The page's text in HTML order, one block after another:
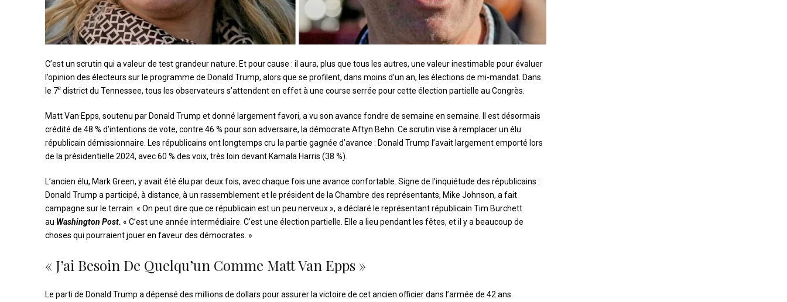
C’est un scrutin qui a valeur de test grandeur nature. Et pour cause : il aura, plus que tous les autres, une valeur inestimable pour évaluer
l’opinion des électeurs sur le programme de Donald Trump, alors que se profilent, dans moins d’un an, les élections de mi-mandat. Dans
le 7e district du Tennessee, tous les observateurs s’attendent en effet à une course serrée pour cette élection partielle au Congrès.
Matt Van Epps, soutenu par Donald Trump et donné largement favori, a vu son avance fondre de semaine en semaine. Il est désormais
crédité de 48 % d’intentions de vote, contre 46 % pour son adversaire, la démocrate Aftyn Behn. Ce scrutin vise à remplacer un élu
républicain démissionnaire. Les républicains ont longtemps cru la partie gagnée d’avance : Donald Trump l’avait largement emporté lors
de la présidentielle 2024, avec 60 % des voix, très loin devant Kamala Harris (38 %).
L’ancien élu, Mark Green, y avait été élu par deux fois, avec chaque fois une avance confortable. Signe de l’inquiétude des républicains :
Donald Trump a participé, à distance, à un rassemblement et le président de la Chambre des représentants, Mike Johnson, a fait
campagne sur le terrain. « On peut dire que ce républicain est un peu nerveux », a déclaré le représentant républicain Tim Burchett
au Washington Post. « C’est une année intermédiaire. C’est une élection partielle. Elle a lieu pendant les fêtes, et il y a beaucoup de
choses qui pourraient jouer en faveur des démocrates. »
« J’ai Besoin De Quelqu’un Comme Matt Van Epps »
Le parti de Donald Trump a dépensé des millions de dollars pour assurer la victoire de cet ancien officier dans l’armée de 42 ans.